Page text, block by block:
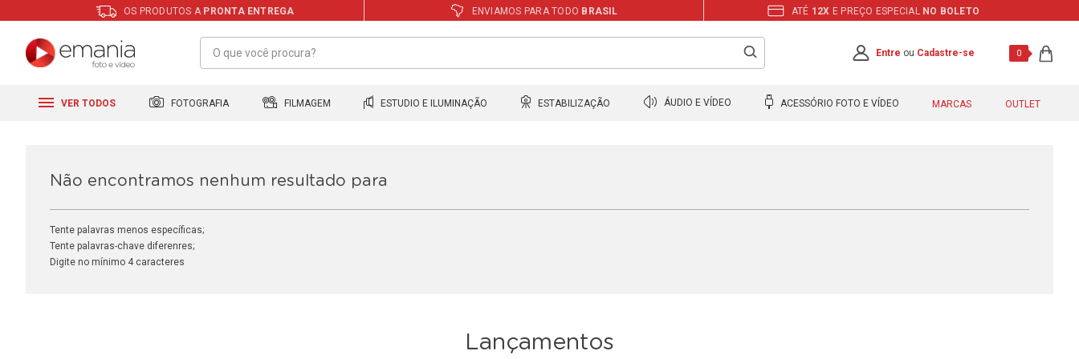
OS PRODUTOS A PRONTA ENTREGA ENVIAMOS PARA TODO BRASIL ATÉ 12X E PREÇO ESPECIAL NO BOLETO
Entre ou Cadastre-se 0
VER TODOS FOTOGRAFIA FILMAGEM ESTUDIO E ILUMINAÇÃO ESTABILIZAÇÃO ÁUDIO E VÍDEO ACESSÓRIO FOTO E VÍDEO MARCAS OUTLET
Não encontramos nenhum resultado para
Tente palavras menos específicas;
Tente palavras-chave diferenres;
Digite no mínimo 4 caracteres
Lançamentos